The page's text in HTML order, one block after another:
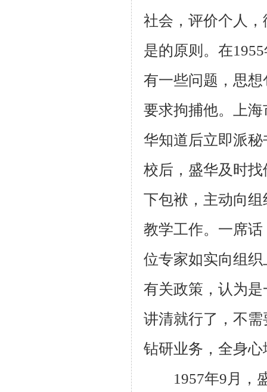
社会，评价个人
是的原则。在
有一些问题，思
要求拘捕他。上
华知道后立即派
校后，盛华及时
下包袱，主动向
教学工作。一席
位专家如实向组
有关政策，认为
讲清就行了，不
钻研业务，全身
1957年9月，盛